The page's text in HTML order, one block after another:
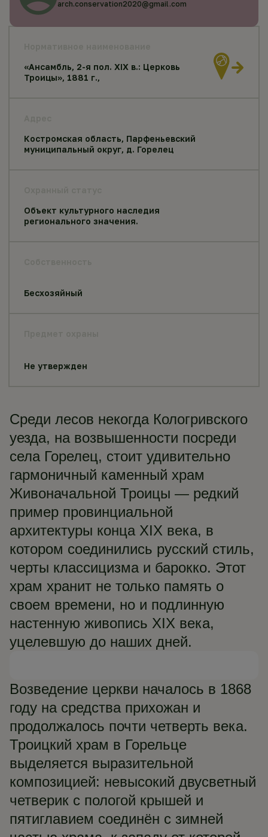
«Ансамбль, 2-я пол. XIX в.: Церковь
Троицы», 1881 г.,
Костромская область, Парфеньевский
муниципальный округ, д. Горелец
Объект культурного наследия
регионального значения.
Бесхозяйный
Не утвержден
arch.conservation2020@gmail.com
Среди лесов некогда Кологривского
уезда, на возвышенности посреди
села Горелец, стоит удивительно
гармоничный каменный храм
Живоначальной Троицы — редкий
пример провинциальной
архитектуры конца XIX века, в
котором соединились русский стиль,
черты классицизма и барокко. Этот
храм хранит не только память о
своем времени, но и подлинную
настенную живопись XIX века,
уцелевшую до наших дней.
Возведение церкви началось в 1868
году на средства прихожан и
продолжалось почти четверть века.
Троицкий храм в Горельце
выделяется выразительной
композицией: невысокий двусветный
четверик с пологой крышей и
пятиглавием соединён с зимней